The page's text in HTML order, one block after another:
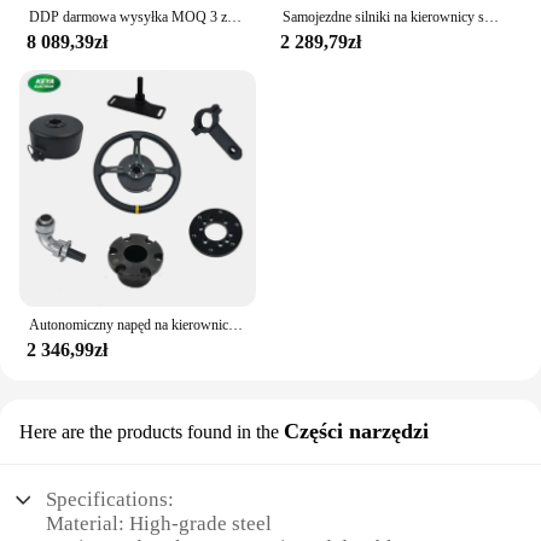
DDP darmowa wysyłka MOQ 3 zestawy silników autopilotowych Keya 12v 50w 100 obr./min 13N.m moment obrotowy silnika z napędem bezpośrednim dla ciągników rolniczych
8 089,39zł
Samojezdne silniki na kierownicy są używane do autonomicznych maszyn rolniczych i ciężarówek kopalnianych
2 289,79zł
Autonomiczny napęd na kierownicę i zintegrowana maszyna silnikowe są używane w autonomicznych samochodach nawigacyjnych
2 346,99zł
Here are the products found in the Części narzędzi
Specifications:
Material: High-grade steel